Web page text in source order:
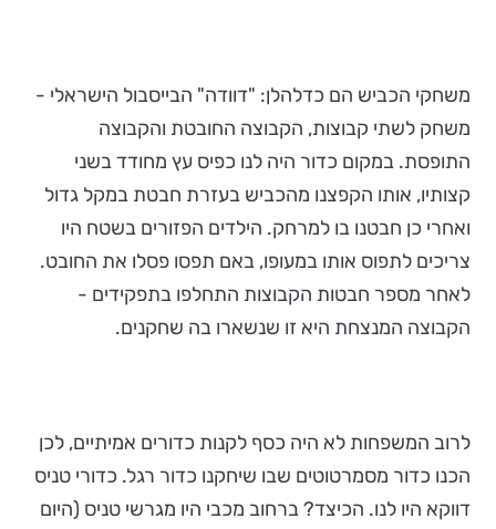
משחקי הכביש הם כדלהלן: "דוודה" הבייסבול הישראלי -
משחק לשתי קבוצות, הקבוצה החובטת והקבוצה
התופסת. במקום כדור היה לנו כפיס עץ מחודד בשני
קצותיו, אותו הקפצנו מהכביש בעזרת חבטת במקל גדול
ואחרי כן חבטנו בו למרחק. הילדים הפזורים בשטח היו
צריכים לתפוס אותו במעופו, באם תפסו פסלו את החובט.
לאחר מספר חבטות הקבוצות התחלפו בתפקידים -
הקבוצה המנצחת היא זו שנשארו בה שחקנים.
לרוב המשפחות לא היה כסף לקנות כדורים אמיתיים, לכן
הכנו כדור מסמרטוטים שבו שיחקנו כדור רגל. כדורי טניס
דווקא היו לנו. הכיצד? ברחוב מכבי היו מגרשי טניס (היום